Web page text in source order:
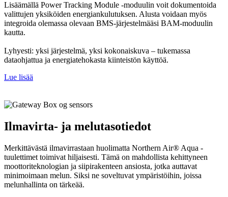
Lisäämällä Power Tracking Module -moduulin voit dokumentoida
valittujen yksiköiden energiankulutuksen. Alusta voidaan myös
integroida olemassa olevaan BMS-järjestelmääsi BAM-moduulin
kautta.
Lyhyesti: yksi järjestelmä, yksi kokonaiskuva – tukemassa
dataohjattua ja energiatehokasta kiinteistön käyttöä.
Lue lisää
Ilmavirta- ja melutasotiedot
Merkittävästä ilmavirrastaan huolimatta Northern Air® Aqua -
tuulettimet toimivat hiljaisesti. Tämä on mahdollista kehittyneen
moottoriteknologian ja siipirakenteen ansiosta, jotka auttavat
minimoimaan melun. Siksi ne soveltuvat ympäristöihin, joissa
melunhallinta on tärkeää.